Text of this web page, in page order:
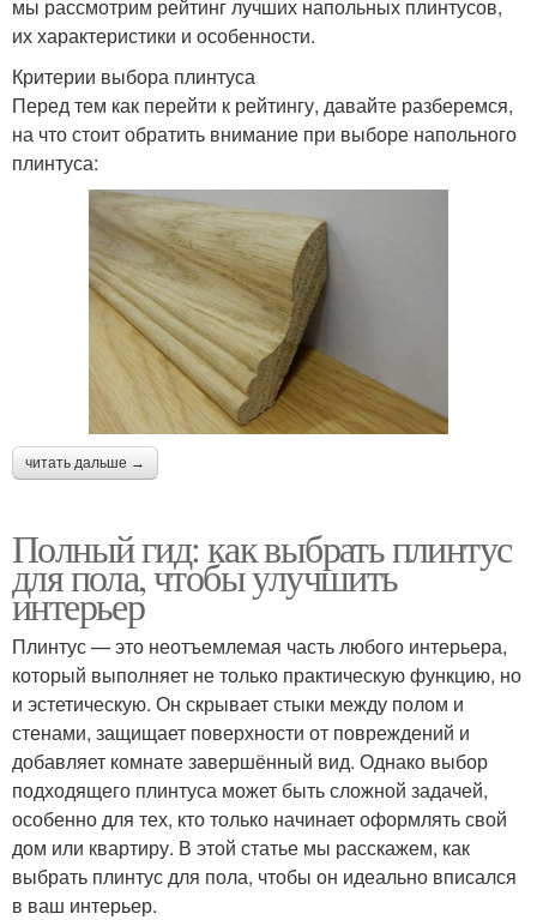
мы рассмотрим рейтинг лучших напольных плинтусов,
их характеристики и особенности.
Критерии выбора плинтуса
Перед тем как перейти к рейтингу, давайте разберемся,
на что стоит обратить внимание при выборе напольного
плинтуса:
читать дальше →
Полный гид: как выбрать плинтус
для пола, чтобы улучшить
интерьер
Плинтус — это неотъемлемая часть любого интерьера,
который выполняет не только практическую функцию, но
и эстетическую. Он скрывает стыки между полом и
стенами, защищает поверхности от повреждений и
добавляет комнате завершённый вид. Однако выбор
подходящего плинтуса может быть сложной задачей,
особенно для тех, кто только начинает оформлять свой
дом или квартиру. В этой статье мы расскажем, как
выбрать плинтус для пола, чтобы он идеально вписался
в ваш интерьер.